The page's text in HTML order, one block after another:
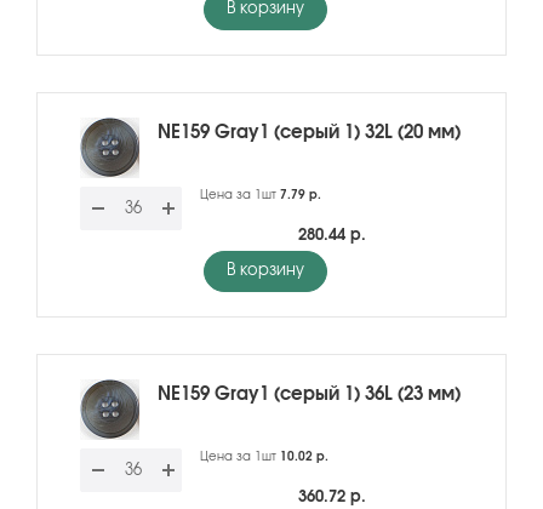
В корзину
NE159 Gray1 (серый 1) 32L (20 мм)
Цена за 1шт 7.79 р.
280.44 р.
В корзину
NE159 Gray1 (серый 1) 36L (23 мм)
Цена за 1шт 10.02 р.
360.72 р.